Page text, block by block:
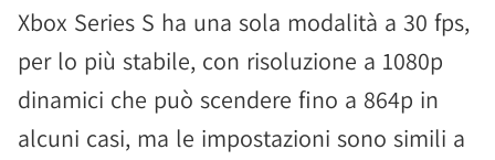
Xbox Series S ha una sola modalità a 30 fps,
per lo più stabile, con risoluzione a 1080p
dinamici che può scendere fino a 864p in
alcuni casi, ma le impostazioni sono simili a